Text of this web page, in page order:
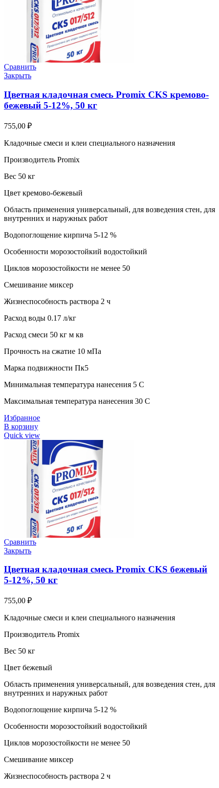
Сравнить
Закрыть
Цветная кладочная смесь Promix CKS кремово-
бежевый 5-12%, 50 кг
755,00 ₽
Кладочные смеси и клеи специального назначения
Производитель Promix
Вес 50 кг
Цвет кремово-бежевый
Область применения универсальный, для возведения стен, для
внутренних и наружных работ
Водопоглощение кирпича 5-12 %
Особенности морозостойкий водостойкий
Циклов морозостойкости не менее 50
Смешивание миксер
Жизнеспособность раствора 2 ч
Расход воды 0.17 л/кг
Расход смеси 50 кг м кв
Прочность на сжатие 10 мПа
Марка подвижности Пк5
Минимальная температура нанесения 5 C
Максимальная температура нанесения 30 C
Избранное
В корзину
Quick view
Сравнить
Закрыть
Цветная кладочная смесь Promix CKS бежевый
5-12%, 50 кг
755,00 ₽
Кладочные смеси и клеи специального назначения
Производитель Promix
Вес 50 кг
Цвет бежевый
Область применения универсальный, для возведения стен, для
внутренних и наружных работ
Водопоглощение кирпича 5-12 %
Особенности морозостойкий водостойкий
Циклов морозостойкости не менее 50
Смешивание миксер
Жизнеспособность раствора 2 ч